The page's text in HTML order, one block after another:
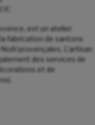
est un atelier
fabrication de santons
provençales. L'artisan
des services de
et de